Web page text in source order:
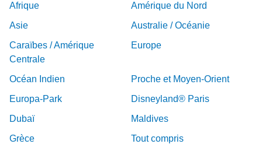
Afrique
Amérique du Nord
Asie
Australie / Océanie
Caraïbes / Amérique
Centrale
Europe
Océan Indien
Proche et Moyen-Orient
Europa-Park
Disneyland® Paris
Dubaï
Maldives
Grèce
Tout compris